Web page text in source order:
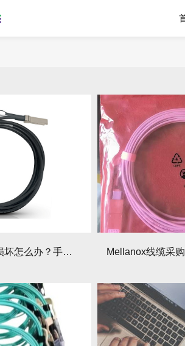
Mellanox线缆接口损坏怎么办？手把手教你应急修复！